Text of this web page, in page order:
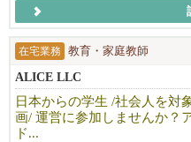
在宅業務 教育・家庭教師
ALICE LLC
日本からの学生 /社会人を対
画/ 運営に参加しませんか？
ド...